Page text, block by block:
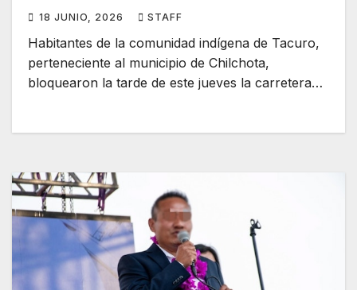
18 JUNIO, 2026 STAFF
Habitantes de la comunidad indígena de Tacuro,
perteneciente al municipio de Chilchota,
bloquearon la tarde de este jueves la carretera…